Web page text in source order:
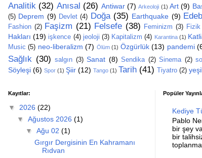
Analitik (32) Anısal (26) Antiwar (7) Arkeoloji (1) Art (9)
(5) Deprem (9) Devlet (4) Doğa (35) Earthquake (9)
Fashion (2) Faşizm (21) Felsefe (38) Feminizm (3) Fizik
Hakları (19) işkence (4) jeoloji (3) Kapitalizm (4) Karantina (1)
Music (5) neo-liberalizm (7) Ölüm (1) Özgürlük (13) pandemi
Sağlık (30) salgın (3) Sanat (8) Sendika (2) Sinema (2)
Söyleşi (6) Spor (1) Şiir (12) Tango (1) Tarih (41) Tiyatro (2)
Kayıtlar:
▼ 2026 (22)
▼ Ağustos 2026 (1)
▼ Ağu 02 (1)
Gırgır Dergisinin En Kahramanı
Rıdvan
Popüler
Kediye
Pablo
bir şey
bir